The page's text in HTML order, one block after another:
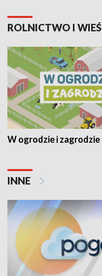
ROLNICTWO I WIEŚ
W ogrodzie i zagrodzie
INNE